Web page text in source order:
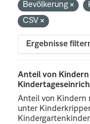
Bevölkerung
CSV
Ergebnisse
Anteil von
Anteil von Kindern
unter